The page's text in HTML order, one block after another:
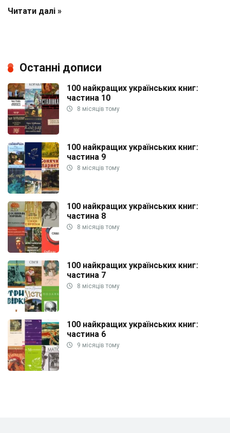
Читати далі »
Останні дописи
100 найкращих українських книг:
частина 10
8 місяців тому
100 найкращих українських книг:
частина 9
8 місяців тому
100 найкращих українських книг:
частина 8
8 місяців тому
100 найкращих українських книг:
частина 7
8 місяців тому
100 найкращих українських книг:
частина 6
9 місяців тому